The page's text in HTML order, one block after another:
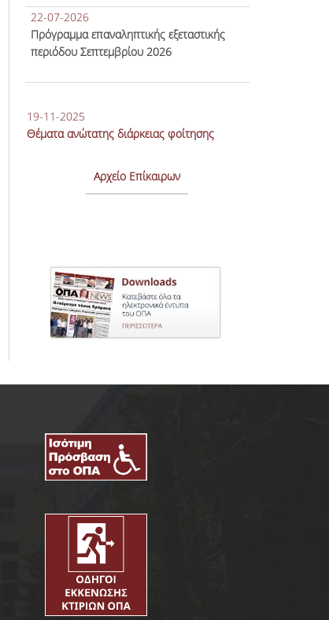
22-07-2026
Πρόγραμμα επαναληπτικής εξεταστικής
περιόδου Σεπτεμβρίου 2026
19-11-2025
Θέματα ανώτατης διάρκειας φοίτησης
Αρχείο Επίκαιρων